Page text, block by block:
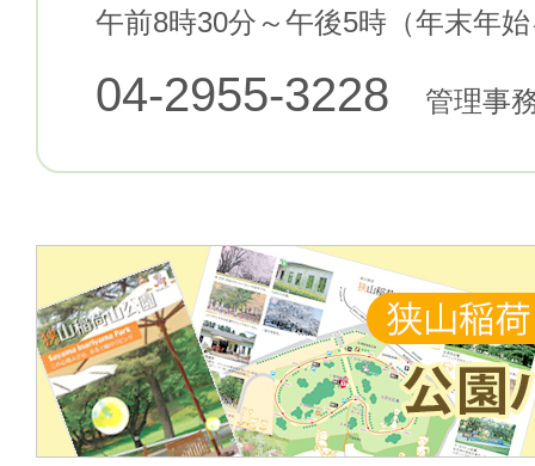
午前8時30分～午後5時（年末年
04-2955-3228 管理事